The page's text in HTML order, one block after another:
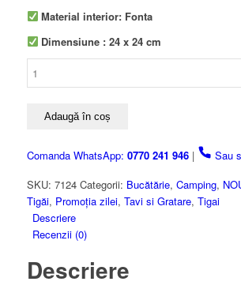
Material interior: Fonta
Dimensiune : 24 x 24 cm
Fonta,
x
cm
Adaugă în coș
Comanda WhatsApp: 0770 241 946 |
Sau
SKU: 7124 Categorii: Bucătărie, Camping,
Tigăi, Promoția zilei, Tavi si Gratare, Tigai
Descriere
Recenzii (0)
Descriere